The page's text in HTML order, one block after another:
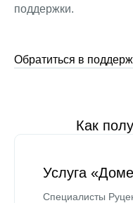
поддержки.
Обратиться в
Как
Услуга
Специалисты